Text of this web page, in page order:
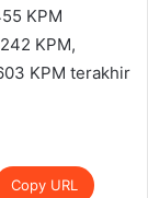
KPM
KPM,
KPM terakhir
Copy URL